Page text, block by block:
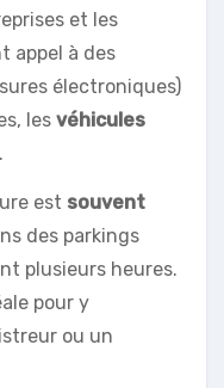
et les
appel à des
électroniques)
les véhicules
est souvent
des parkings
plusieurs heures.
pour y
ou un